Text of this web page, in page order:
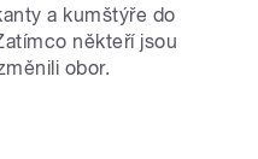
a kumštýře do
někteří jsou
obor.